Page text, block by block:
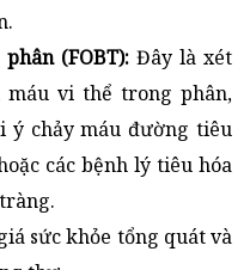
(FOBT):Đây là xét
vi thể trong phân,
ý chảy máu đường tiêu
các bệnh lý tiêu hóa
sức khỏe tổng quát và